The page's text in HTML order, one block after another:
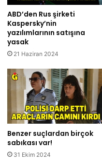
ABD’den Rus şirketi
Kaspersky’nin
yazılımlarının satışına
yasak
21 Haziran 2024
Benzer suçlardan birçok
sabıkası var!
31 Ekim 2024